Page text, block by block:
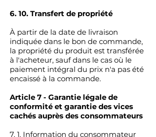
6. 10. Transfert de propriété
À partir de la date de livraison
indiquée dans le bon de commande,
la propriété du produit est transférée
à l'acheteur, sauf dans le cas où le
paiement intégral du prix n'a pas été
encaissé à la commande.
Article 7 - Garantie légale de
conformité et garantie des vices
cachés auprès des consommateurs
7. 1. Information du consommateur